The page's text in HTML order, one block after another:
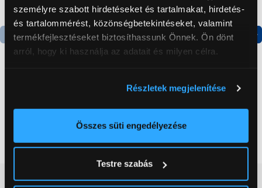
személyre szabott hirdetéseket és tartalmakat, hirdetés-
és tartalommérést, közönségbetekintéseket, valamint
termékfejlesztéseket biztosíthassunk Önnek. Ön dönt
arról, hogy ki használja az adatait és milyen célra.
elhelyezkedéséről pár méteres pontossággal
Az Ön készülékén beazonosítása annak konkrét
módjairól és adja meg preferenciáit aRészletek
pontban. Bármikor módosíthatja vagy visszavonhatja a
Részletek megjelenítése
Összes süti engedélyezése
Testre szabás
Termék adatlap Termék adatlap
Gorenje RK14DPS4
124 999 Ft
Vásárlói vélemények(0)